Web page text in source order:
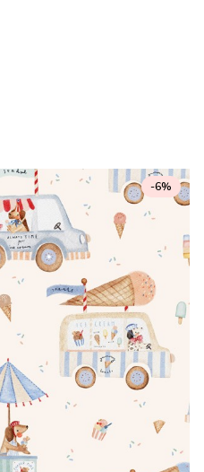
-6%